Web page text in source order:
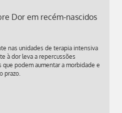
Dor em recém-nascidos
nas unidades de terapia intensiva
à dor leva a repercussões
podem aumentar a morbidade e
prazo.